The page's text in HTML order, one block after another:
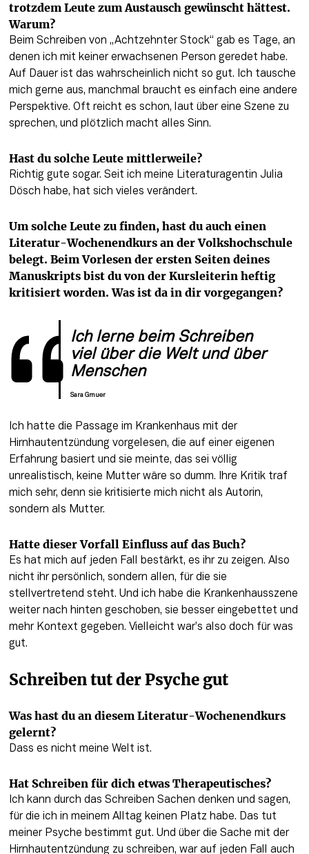
trotzdem Leute zum Austausch gewünscht hättest.
Warum?
Beim Schreiben von „Achtzehnter Stock“ gab es Tage, an
denen ich mit keiner erwachsenen Person geredet habe.
Auf Dauer ist das wahrscheinlich nicht so gut. Ich tausche
mich gerne aus, manchmal braucht es einfach eine andere
Perspektive. Oft reicht es schon, laut über eine Szene zu
sprechen, und plötzlich macht alles Sinn.
Hast du solche Leute mittlerweile?
Richtig gute sogar. Seit ich meine Literaturagentin Julia
Dösch habe, hat sich vieles verändert.
Um solche Leute zu finden, hast du auch einen
Literatur-Wochenendkurs an der Volkshochschule
belegt. Beim Vorlesen der ersten Seiten deines
Manuskripts bist du von der Kursleiterin heftig
kritisiert worden. Was ist da in dir vorgegangen?
Ich lerne beim Schreiben
viel über die Welt und über
Menschen
Sara Gmuer
Ich hatte die Passage im Krankenhaus mit der
Hirnhautentzündung vorgelesen, die auf einer eigenen
Erfahrung basiert und sie meinte, das sei völlig
unrealistisch, keine Mutter wäre so dumm. Ihre Kritik traf
mich sehr, denn sie kritisierte mich nicht als Autorin,
sondern als Mutter.
Hatte dieser Vorfall Einfluss auf das Buch?
Es hat mich auf jeden Fall bestärkt, es ihr zu zeigen. Also
nicht ihr persönlich, sondern allen, für die sie
stellvertretend steht. Und ich habe die Krankenhausszene
weiter nach hinten geschoben, sie besser eingebettet und
mehr Kontext gegeben. Vielleicht war’s also doch für was
gut.
Schreiben tut der Psyche gut
Was hast du an diesem Literatur-Wochenendkurs
gelernt?
Dass es nicht meine Welt ist.
Hat Schreiben für dich etwas Therapeutisches?
Ich kann durch das Schreiben Sachen denken und sagen,
für die ich in meinem Alltag keinen Platz habe. Das tut
meiner Psyche bestimmt gut. Und über die Sache mit der
Hirnhautentzündung zu schreiben, war auf jeden Fall auch